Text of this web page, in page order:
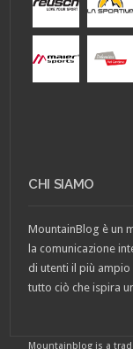
CHI SIAMO
MountainBlog è un
la comunicazione
di utenti il più
tutto ciò che ispira
Mountainblog is a